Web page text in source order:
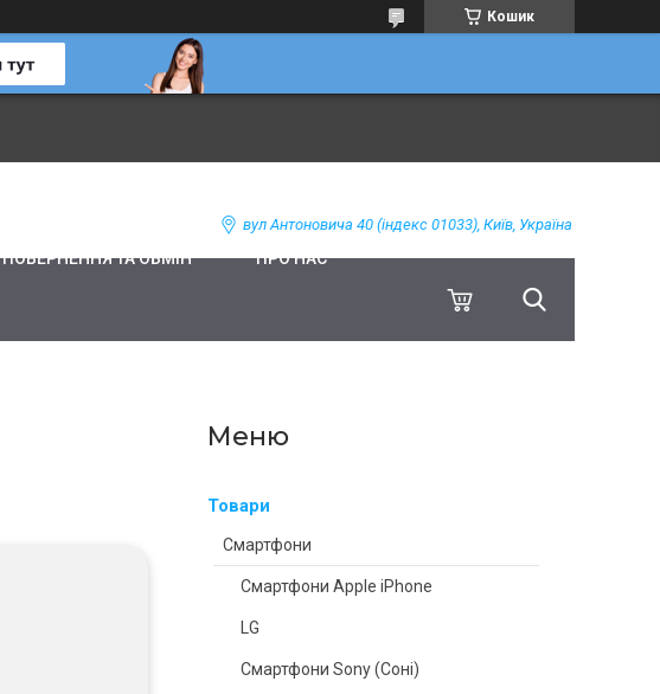
Кошик
вул Антоновича 40 (індекс 01033), Київ, Україна
ПОВЕРНЕННЯ ТА ОБМІН ПРО НАС
Товари
Смартфони
Смартфони Apple iPhone
LG
Смартфони Sony (Соні)